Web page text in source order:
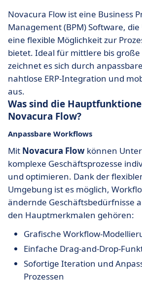
Novacura Flow ist eine Business
Management (BPM) Software,
eine flexible Möglichkeit zur
bietet. Ideal für mittlere bis
zeichnet es sich durch
nahtlose ERP-Integration und
aus.
Was sind die
Novacura Flow?
Anpassbare Workflows
Mit Novacura Flow können
komplexe Geschäftsprozesse
und optimieren. Dank der
Umgebung ist es möglich,
ändernde Geschäftsbedürfnisse
den Hauptmerkmalen gehören:
Grafische Workflow-
Einfache Drag-and-Drop-
Sofortige Iteration und
Prozessen